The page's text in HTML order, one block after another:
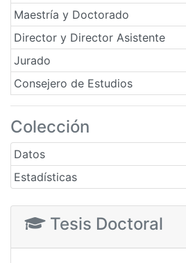
Maestría y Doctorado
Director y Director Asistente
Jurado
Consejero de Estudios
Colección
Datos
Estadísticas
Tesis Doctoral